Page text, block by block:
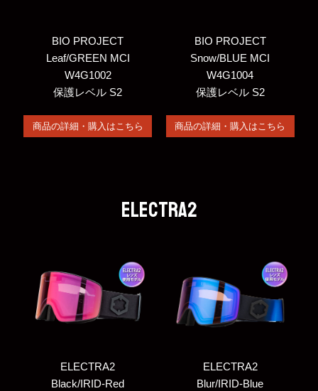
BIO PROJECT
Leaf/GREEN MCI
W4G1002
保護レベル S2
商品の詳細・購入はこちら
BIO PROJECT
Snow/BLUE MCI
W4G1004
保護レベル S2
商品の詳細・購入はこちら
ELECTRA2
ELECTRA2
Black/IRID-Red
ELECTRA2
Blur/IRID-Blue